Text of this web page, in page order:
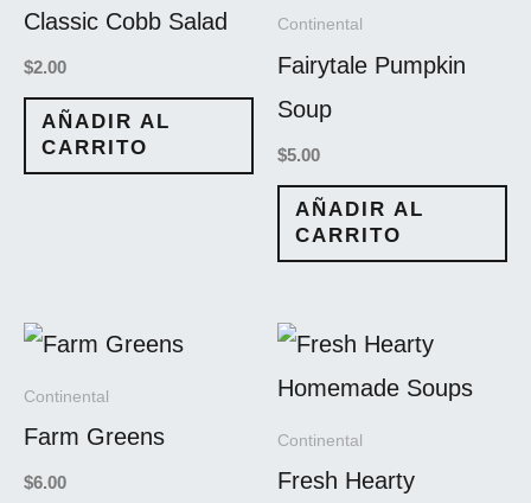
Classic Cobb Salad
$2.00
AÑADIR AL
CARRITO
Continental
Fairytale Pumpkin
Soup
$5.00
AÑADIR AL
CARRITO
Continental
Farm Greens
$6.00
Continental
Fresh Hearty